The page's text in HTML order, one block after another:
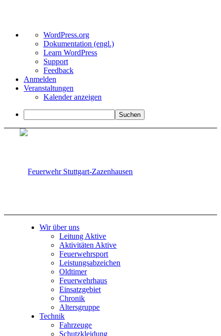
Über
WordPress
WordPress.org
Dokumentation (engl.)
Learn WordPress
Support
Feedback
Anmelden
Veranstaltungen
Kalender anzeigen
Suchen
Wir über uns
Leitung Aktive
Aktivitäten Aktive
Feuerwehrsport
Leistungsabzeichen
Oldtimer
Feuerwehrhaus
Einsatzgebiet
Chronik
Altersgruppe
Technik
Fahrzeuge
Schutzkleidung